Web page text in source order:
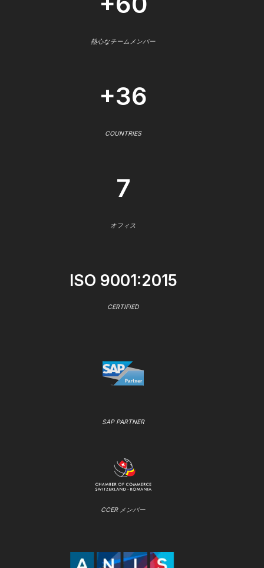
熱心なチームメンバー
+36
COUNTRIES
7
オフィス
ISO 9001:2015
CERTIFIED
SAP PARTNER
CCER メンバー